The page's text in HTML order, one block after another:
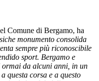
Comune di Bergamo, ha
monumento consolida
sempre più riconoscibile
sport. Bergamo e
da alcuni anni, in un
questa corsa e a questo